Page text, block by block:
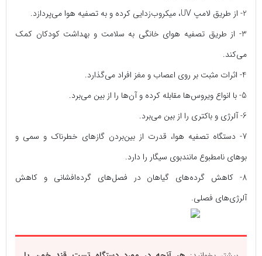
2- از طریق لامپ UV، میکروب‌زدایی کرده و به تصفیه هوا می‌پردازد.
3- از طریق تصفیه هوای خانگی به سلامت و بهداشت کودکان کمک
می‌کند.
4- اثرات مثبت بر روی اعصاب و مغز افراد می‌گذارد.
5- با انواع ویروس‌ها مقابله کرده و آن‌ها را از بین می‌برد.
6- آلرژی و باکتری را از بین می‌برد.
7- دستگاه تصفیه هوا، قدرت از بین‌بردن گاز‌های خطرناک و سمی و
بوهای نامطبوع مانندبوی سیگار را دارد.
8- کاهش گرده‌های گیاهان در فصل‌های گرده‌افشانی و کاهش
آلرژی‌های فصلی.